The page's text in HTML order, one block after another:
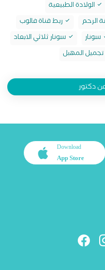
الولادة الطبيعية
الرحم
ربط قناة فالوب
سونار
سونار ثلاثي الابعاد
المهبل
دكتور
Download
App Store